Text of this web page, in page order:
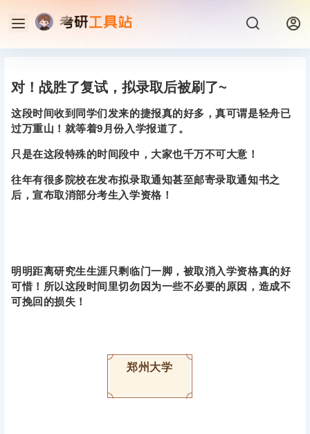
对！战胜了复试，拟录取后被刷了~
这段时间收到同学们发来的捷报真的好多，真可谓是轻舟已
过万重山！就等着9月份入学报道了。
只是在这段特殊的时间段中，大家也千万不可大意！
往年有很多院校在发布拟录取通知甚至邮寄录取通知书之
后，宣布取消部分考生入学资格！
明明距离研究生生涯只剩临门一脚，被取消入学资格真的好
可惜！所以这段时间里切勿因为一些不必要的原因，造成不
可挽回的损失！
郑州大学